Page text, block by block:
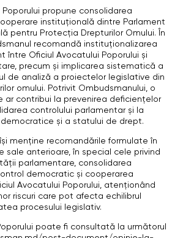
Poporului propune consolidarea
instituțională dintre Parlament
pentru Protecția Drepturilor Omului. În
recomandă instituționalizarea
între Oficiul Avocatului Poporului și
precum și implicarea sistematică a
de analiză a proiectelor legislative din
omului. Potrivit Ombudsmanului, o
ar contribui la prevenirea deficiențelor
controlului parlamentar și la
și a statului de drept.
menține recomandările formulate în
sale anterioare, în special cele privind
parlamentare, consolidarea
democratic și cooperarea
Avocatului Poporului, atenționând
riscuri care pot afecta echilibrul
procesului legislativ.
poate fi consultată la următorul